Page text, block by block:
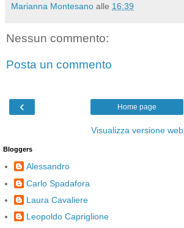
Marianna Montesano alle 16:39
Nessun commento:
Posta un commento
‹ Home page
Visualizza versione web
Bloggers
Alessandro
Carlo Spadafora
Laura Cavaliere
Leopoldo Capriglione